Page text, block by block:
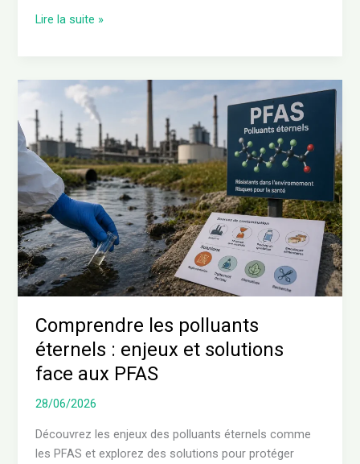
Lire la suite »
Comprendre les polluants
éternels : enjeux et solutions
face aux PFAS
28/06/2026
Découvrez les enjeux des polluants éternels comme
les PFAS et explorez des solutions pour protéger
Comprendre
les
polluants
éternels
:
enjeux
et
solutions
face
aux
PFAS